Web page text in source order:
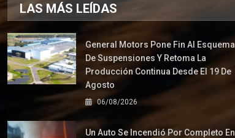
LAS MÁS LEÍDAS
General Motors Pone Fin Al Esquema
De Suspensiones Y Retoma La
Producción Continua Desde El 19 De
Agosto
06/08/2026
Un Auto Se Incendió Por Completo En